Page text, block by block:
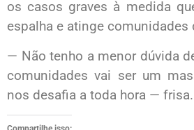
os casos graves à medida
espalha e atinge comunidades
— Não tenho a menor dúvida
comunidades vai ser um
nos desafia a toda hora —